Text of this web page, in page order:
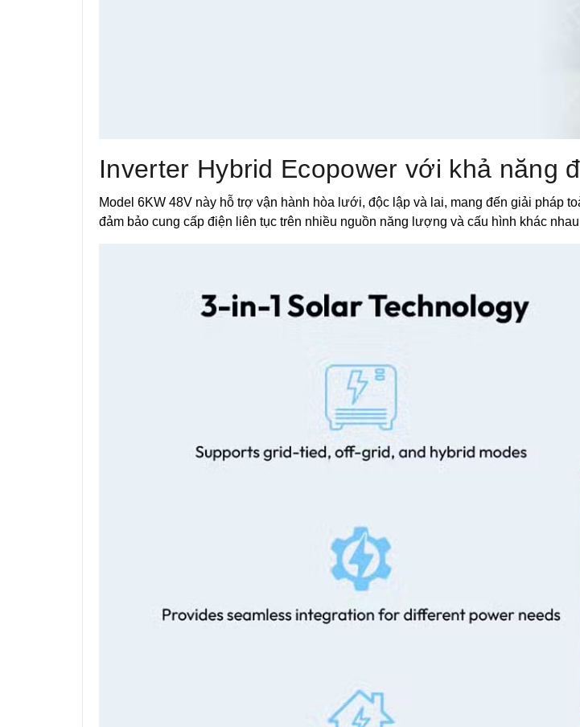
Inverter Hybrid Ecopower với khả năng
Model 6KW 48V này hỗ trợ vận hành hòa lưới, độc lập và lai, mang đến giải pháp
đảm bảo cung cấp điện liên tục trên nhiều nguồn năng lượng và cấu hình khác